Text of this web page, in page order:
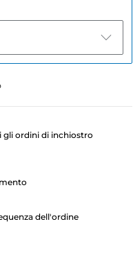
gli ordini di inchiostro
dell'ordine